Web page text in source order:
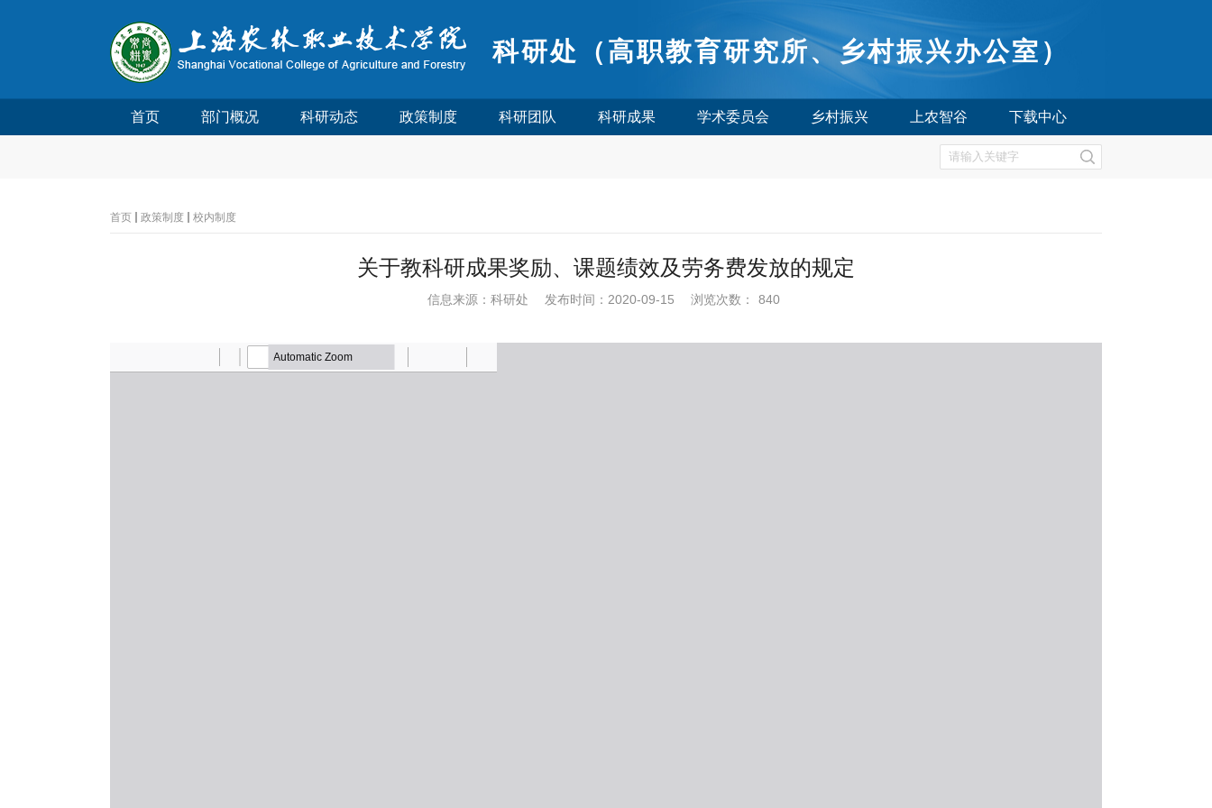
科研处（高职教育研究所、乡村振兴办公室）
首页 部门概况 科研动态 政策制度 科研团队 科研成果 学术委员会 乡村振兴 上农智谷 下载中心
首页 政策制度 校内制度
关于教科研成果奖励、课题绩效及劳务费发放的规定
信息来源：科研处 发布时间：2020-09-15 浏览次数： 840